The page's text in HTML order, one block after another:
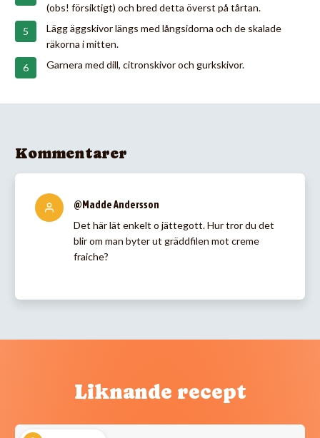
(obs! försiktigt) och bred detta överst på tårtan.
Lägg äggskivor längs med långsidorna och de skalade
räkorna i mitten.
Garnera med dill, citronskivor och gurkskivor.
Kommentarer
@Madde Andersson
Det här lät enkelt o jättegott. Hur tror du det
blir om man byter ut gräddfilen mot creme
fraiche?
Liknande recept